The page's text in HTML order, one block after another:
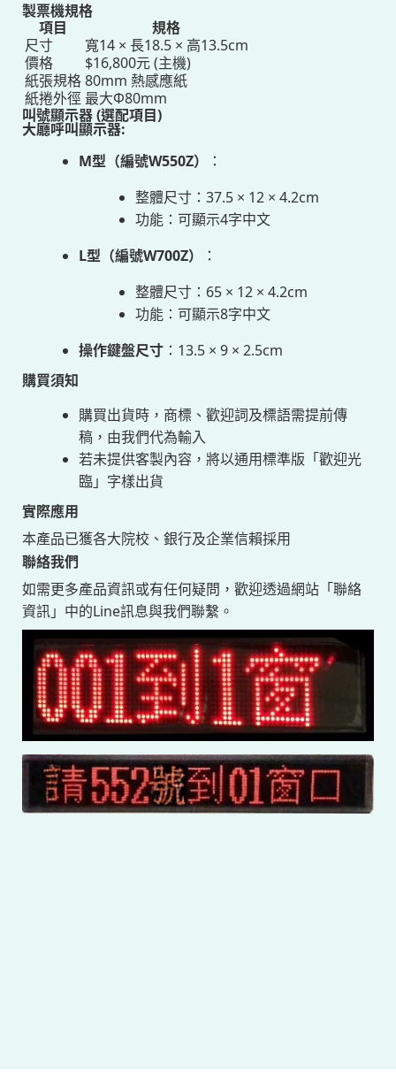
製票機規格
項目
規格
尺寸
寬14 × 長18.5 × 高13.5cm
價格
$16,800元 (主機)
紙張規格80mm 熱感應紙
紙捲外徑 最大Ф80mm
叫號顯示器 (選配項目)
大廳呼叫顯示器:
M型（編號W550Z）
：
整體尺寸：37.5 × 12 × 4.2cm
功能：可顯示4字中文
L型（編號W700Z）
：
整體尺寸：65 × 12 × 4.2cm
功能：可顯示8字中文
操作鍵盤尺寸：13.5 × 9 × 2.5cm
購買須知
購買出貨時，商標、歡迎詞及標語需提前傳
稿，由我們代為輸入
若未提供客製內容，將以通用標準版「歡迎光
臨」字樣出貨
實際應用
本產品已獲各大院校、銀行及企業信賴採用
聯絡我們
如需更多產品資訊或有任何疑問，歡迎透過網站「聯絡
資訊」中的Line訊息與我們聯繫。